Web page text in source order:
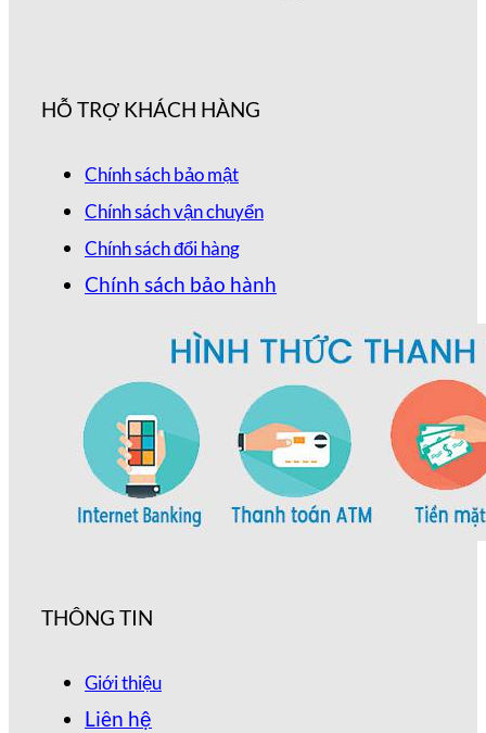
HỖ TRỢ KHÁCH HÀNG
Chính sách bảo mật
Chính sách vận chuyển
Chính sách đổi hàng
Chính sách bảo hành
THÔNG TIN
Giới thiệu
Liên hệ